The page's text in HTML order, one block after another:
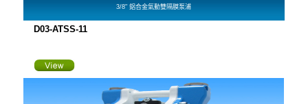
3/8" 鋁合金氣動雙隔膜泵浦
D03-ATSS-11